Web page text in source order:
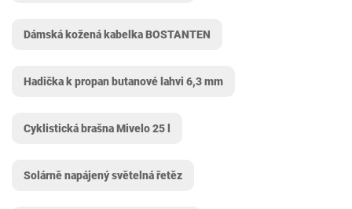
Dámská kožená kabelka BOSTANTEN
Hadička k propan butanové lahvi 6,3 mm
Cyklistická brašna Mivelo 25 l
Solárně napájený světelná řetěz